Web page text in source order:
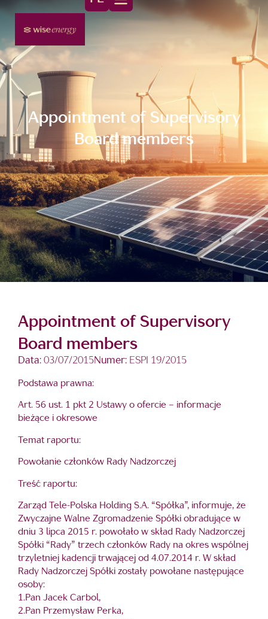
Appointment of Supervisory
Board members
Appointment of Supervisory
Board members
Data: 03/07/2015Numer: ESPI 19/2015
Podstawa prawna:
Art. 56 ust. 1 pkt 2 Ustawy o ofercie – informacje
bieżące i okresowe
Temat raportu:
Powołanie członków Rady Nadzorczej
Treść raportu:
Zarząd Tele-Polska Holding S.A. “Spółka”, informuje, że
Zwyczajne Walne Zgromadzenie Spółki obradujące w
dniu 3 lipca 2015 r. powołało w skład Rady Nadzorczej
Spółki “Rady” trzech członków Rady na okres wspólnej
trzyletniej kadencji trwającej od 4.07.2014 r. W skład
Rady Nadzorczej Spółki zostały powołane następujące
osoby:
1.Pan Jacek Carbol,
2.Pan Przemysław Perka,